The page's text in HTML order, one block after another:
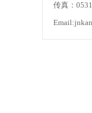
传真：